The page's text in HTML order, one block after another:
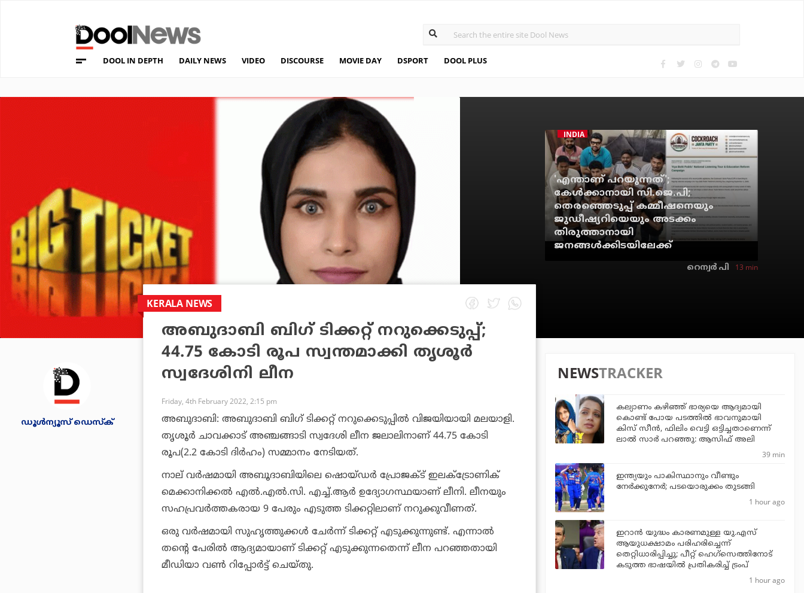
DOOL IN DEPTH DAILY NEWS VIDEO DISCOURSE MOVIE DAY DSPORT DOOL PLUS
INDIA
'എന്താണ് പറയുന്നത്';
കേള്‍ക്കാനായി സി.ജെ.പി;
തെരഞ്ഞെടുപ്പ് കമ്മീഷനെയും
ജുഡീഷ്യറിയെയും അടക്കം
തിരുത്താനായി
ജനങ്ങള്‍ക്കിടയിലേക്ക്
റെന്വര്‍ പി 13 min
ഡൂള്‍ന്യൂസ് ഡെസ്‌ക്
KERALA NEWS
അബുദാബി ബിഗ് ടിക്കറ്റ് നറുക്കെടുപ്പ്;
44.75 കോടി രൂപ സ്വന്തമാക്കി തൃശൂര്‍
സ്വദേശിനി ലീന
Friday, 4th February 2022, 2:15 pm
അബുദാബി: അബുദാബി ബിഗ് ടിക്കറ്റ് നറുക്കെടുപ്പില്‍ വിജയിയായി മലയാളി.
തൃശൂര്‍ ചാവക്കാട് അഞ്ചങ്ങാടി സ്വദേശി ലീന ജലാലിനാണ് 44.75 കോടി
രൂപ(2.2 കോടി ദിര്‍ഹം) സമ്മാനം നേടിയത്.
നാല് വര്‍ഷമായി അബൂദാബിയിലെ ഷൊയ്ഡര്‍ പ്രോജക്ട് ഇലക്ട്രോണിക്
മെക്കാനിക്കല്‍ എല്‍.എല്‍.സി. എച്ച്.ആര്‍ ഉദ്യോഗസ്ഥയാണ് ലീനി. ലീനയും
സഹപ്രവര്‍ത്തകരായ 9 പേരും എടുത്ത ടിക്കറ്റിലാണ് നറുക്കുവീണത്.
ഒരു വര്‍ഷമായി സുഹൃത്തുക്കള്‍ ചേര്‍ന്ന് ടിക്കറ്റ് എടുക്കുന്നുണ്ട്. എന്നാല്‍
തന്റെ പേരില്‍ ആദ്യമായാണ് ടിക്കറ്റ് എടുക്കുന്നതെന്ന് ലീന പറഞ്ഞതായി
മീഡിയാ വണ്‍ റിപ്പോര്‍ട്ട് ചെയ്തു.
NEWSTRACKER
കല്യാണം കഴിഞ്ഞ് ഭാര്യയെ ആദ്യമായി
കൊണ്ട് പോയ പടത്തില്‍ ഭാവനുമായി
കിസ് സീന്‍, ഫിലിം വെട്ടി ഒട്ടിച്ചതാണെന്ന്
ലാല്‍ സാര്‍ പറഞ്ഞു: ആസിഫ് അലി
39 min
ഇന്ത്യയും പാകിസ്ഥാനും വീണ്ടും
നേര്‍ക്കുനേര്‍; പടയൊരുക്കം തുടങ്ങി
1 hour ago
ഇറാന്‍ യുദ്ധം കാരണമുള്ള യു.എസ്
ആയുധക്ഷാമം പരിഹരിച്ചെന്ന്
തെറ്റിധാരിപ്പിച്ചു; പീറ്റ് ഹെഗ്‌സെത്തിനോട്
കടുത്ത ഭാഷയില്‍ പ്രതികരിച്ച് ട്രംപ്
1 hour ago